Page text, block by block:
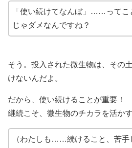
「使い続けてなんぼ」……ってこ
じゃダメなんですね？
そう。投入された微生物は、その
けないんだよ。
だから、使い続けることが重要！
継続こそ、微生物のチカラを活かす
（わたしも……続けること、苦手